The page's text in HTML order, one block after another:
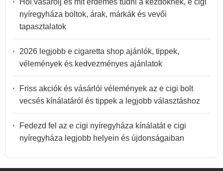
Hol vásárolj és mit érdemes tudni a kezdőknek, e cigi
nyíregyháza boltok, árak, márkák és vevői
tapasztalatok
2026 legjobb e cigaretta shop ajánlók, tippek,
vélemények és kedvezményes ajánlatok
Friss akciók és vásárlói vélemények az e cigi bolt
vecsés kínálatáról és tippek a legjobb választáshoz
Fedezd fel az e cigi nyíregyháza kínálatát e cigi
nyíregyháza legjobb helyein és újdonságaiban